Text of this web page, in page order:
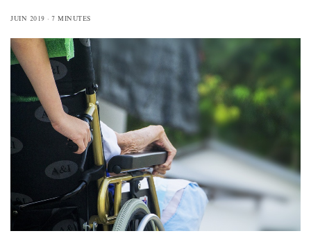
JUIN 2019 7 MINUTES